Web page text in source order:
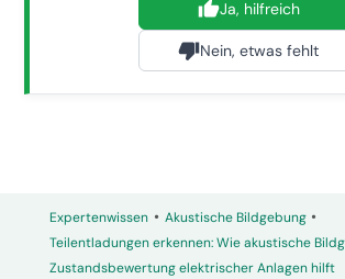
Ja, hilfreich
Nein, etwas fehlt
Expertenwissen • Akustische Bildgebung •
Teilentladungen erkennen: Wie akustische
Zustandsbewertung elektrischer Anlagen hilft